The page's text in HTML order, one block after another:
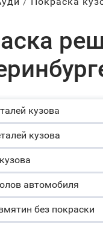
кузова
кузова
автомобиля
без покраски